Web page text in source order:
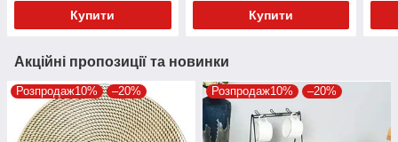
Купити Купити
Акційні пропозиції та новинки
Розпродаж10% –20% Розпродаж10% –20%